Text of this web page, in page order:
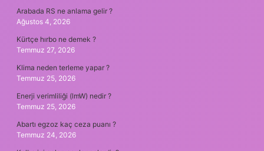
Arabada RS ne anlama gelir ?
Ağustos 4, 2026
Kürtçe hırbo ne demek ?
Temmuz 27, 2026
Klima neden terleme yapar ?
Temmuz 25, 2026
Enerji verimliliği (lmW) nedir ?
Temmuz 25, 2026
Abartı egzoz kaç ceza puanı ?
Temmuz 24, 2026